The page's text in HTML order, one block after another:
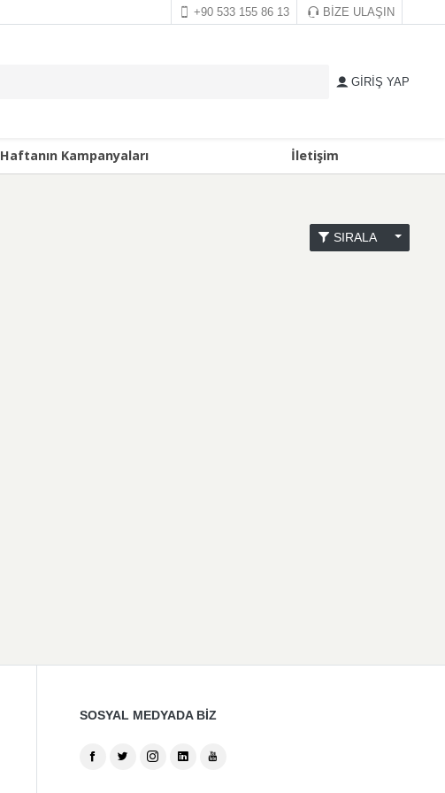
+90 533 155 86 13 BİZE ULAŞIN
GİRİŞ YAP
Haftanın Kampanyaları İletişim
SIRALA
SOSYAL MEDYADA BİZ